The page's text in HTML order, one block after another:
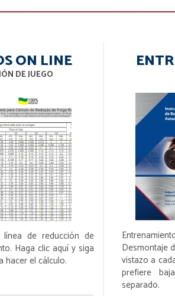
ON LINE
DE JUEGO
de reducción de
Haga clic aquí y siga
hacer el cálculo.
Desmontaje
vistazo a
prefiere
separado.